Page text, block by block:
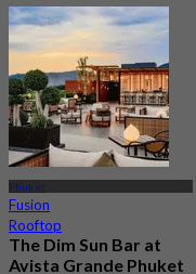
Phuket
Fusion
Rooftop
The Dim Sun Bar at
Avista Grande Phuket